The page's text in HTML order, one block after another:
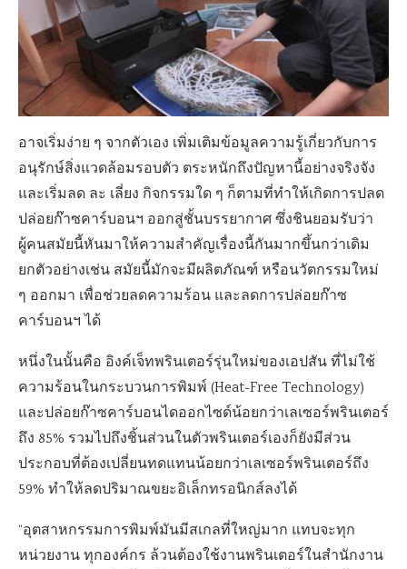
อาจเริ่มง่าย ๆ จากตัวเอง เพิ่มเติมข้อมูลความรู้เกี่ยวกับการ
อนุรักษ์สิ่งแวดล้อมรอบตัว ตระหนักถึงปัญหานี้อย่างจริงจัง
และเริ่มลด ละ เลี่ยง กิจกรรมใด ๆ ก็ตามที่ทำให้เกิดการปลด
ปล่อยก๊าซคาร์บอนฯ ออกสู่ชั้นบรรยากาศ ซึ่งชินยอมรับว่า
ผู้คนสมัยนี้หันมาให้ความสำคัญเรื่องนี้กันมากขึ้นกว่าเดิม
ยกตัวอย่างเช่น สมัยนี้มักจะมีผลิตภัณฑ์ หรือนวัตกรรมใหม่
ๆ ออกมา เพื่อช่วยลดความร้อน และลดการปล่อยก๊าซ
คาร์บอนฯ ได้
หนึ่งในนั้นคือ อิงค์เจ็ทพรินเตอร์รุ่นใหม่ของเอปสัน ที่ไม่ใช้
ความร้อนในกระบวนการพิมพ์ (Heat-Free Technology)
และปล่อยก๊าซคาร์บอนไดออกไซด์น้อยกว่าเลเซอร์พรินเตอร์
ถึง 85% รวมไปถึงชิ้นส่วนในตัวพรินเตอร์เองก็ยังมีส่วน
ประกอบที่ต้องเปลี่ยนทดแทนน้อยกว่าเลเซอร์พรินเตอร์ถึง
59% ทำให้ลดปริมาณขยะอิเล็กทรอนิกส์ลงได้
“อุตสาหกรรมการพิมพ์มันมีสเกลที่ใหญ่มาก แทบจะทุก
หน่วยงาน ทุกองค์กร ล้วนต้องใช้งานพรินเตอร์ในสำนักงาน